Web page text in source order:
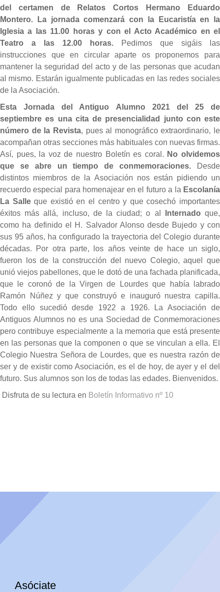
del certamen de Relatos Cortos Hermano Eduardo
Montero. La jornada comenzará con la Eucaristía en la
Iglesia a las 11.00 horas y con el Acto Académico en el
Teatro a las 12.00 horas. Pedimos que sigáis las
instrucciones que en circular aparte os proponemos para
mantener la seguridad del acto y de las personas que acudan
al mismo. Estarán igualmente publicadas en las redes sociales
de la Asociación.
Esta Jornada del Antiguo Alumno 2021 del 25 de
septiembre es una cita de presencialidad junto con este
número de la Revista, pues al monográfico extraordinario, le
acompañan otras secciones más habituales con nuevas firmas.
Así, pues, la voz de nuestro Boletín es coral. No olvidemos
que se abre un tiempo de conmemoraciones. Desde
distintos miembros de la Asociación nos están pidiendo un
recuerdo especial para homenajear en el futuro a la Escolanía
La Salleque existió en el centro y que cosechó importantes
éxitos más allá, incluso, de la ciudad; o al
Internado que,
como ha definido el H. Salvador Alonso desde Bujedo y con
sus 95 años, ha configurado la trayectoria del Colegio durante
décadas. Por otra parte, los años veinte de hace un siglo,
fueron los de la construcción del nuevo Colegio, aquel que
unió viejos pabellones, que le dotó de una fachada planificada,
que le coronó de la Virgen de Lourdes que había labrado
Ramón Núñez y que construyó e inauguró nuestra capilla.
Todo ello sucedió desde 1922 a 1926. La Asociación de
Antiguos Alumnos no es una Sociedad de Conmemoraciones
pero contribuye especialmente a la memoria que está presente
en las personas que la componen o que se vinculan a ella. El
Colegio Nuestra Señora de Lourdes, que es nuestra razón de
ser y de existir como Asociación, es el de hoy, de ayer y el del
futuro. Sus alumnos son los de todas las edades. Bienvenidos.
Disfruta de su lectura en Boletín Informativo nº 10
Asóciate